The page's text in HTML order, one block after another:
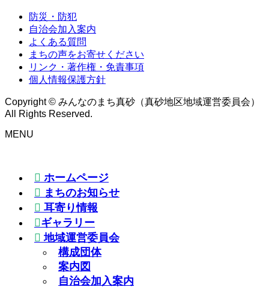
防災・防犯
自治会加入案内
よくある質問
まちの声をお寄せください
リンク・著作権・免責事項
個人情報保護方針
Copyright © みんなのまち真砂（真砂地区地域運営委員会）
All Rights Reserved.
MENU
ホームページ
まちのお知らせ
耳寄り情報
ギャラリー
地域運営委員会
構成団体
案内図
自治会加入案内